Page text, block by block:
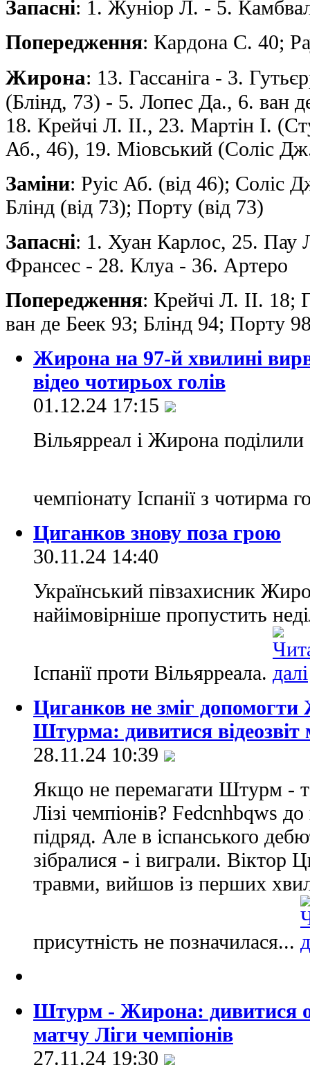
Запасні: 1. Жуніор Л. - 5.
Попередження: Кардона С. 40;
Жирона: 13. Гассаніга - 3.
(Блінд, 73) - 5. Лопес Да., 6. ван
18. Крейчі Л. II., 23. Мартін І.
Аб., 46), 19. Міовський (Соліс
Заміни: Руіс Аб. (від 46); Соліс
Блінд (від 73); Порту (від 73)
Запасні: 1. Хуан Карлос, 25. Пау
Франсес - 28. Клуа - 36. Артеро
Попередження: Крейчі Л. II. 18;
ван де Беек 93; Блінд 94; Порту
Жирона на 97-й хвилині
відео чотирьох голів
01.12.24 17:15
Вільярреал і Жирона
чемпіонату Іспанії з чотирма
Циганков знову поза грою
30.11.24 14:40
Український півзахисник
найімовірніше пропустить
Іспанії проти Вільярреала.
Циганков не зміг
Штурма: дивитися відеозвіт
28.11.24 10:39
Якщо не перемагати Штурм -
Лізі чемпіонів? Fedcnhbqws
підряд. Але в іспанського
зібралися - і виграли. Віктор
травми, вийшов із перших
присутність не позначилася...
Штурм - Жирона: дивитися
матчу Ліги чемпіонів
27.11.24 19:30